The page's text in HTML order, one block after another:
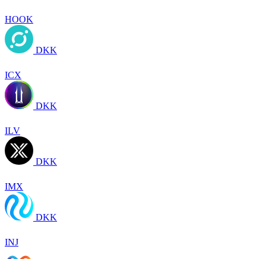
HOOK
DKK
ICX
DKK
ILV
DKK
IMX
DKK
INJ